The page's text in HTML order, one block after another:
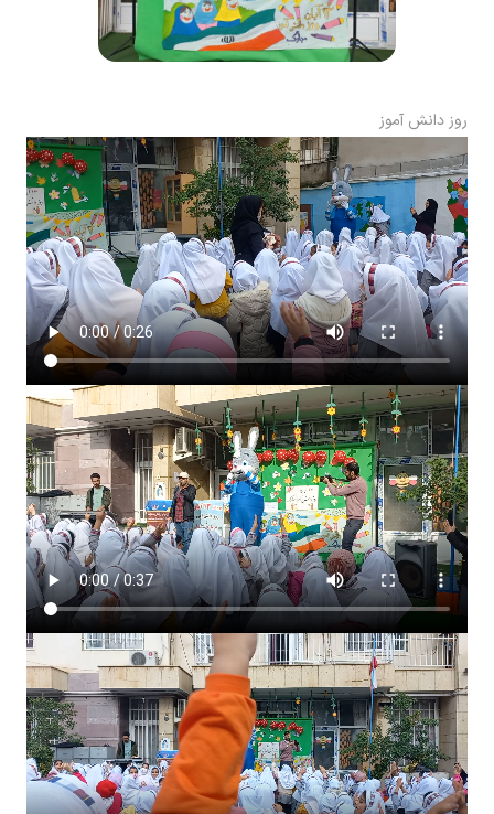
روز دانش آموز